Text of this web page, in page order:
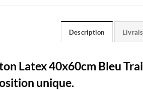
Description
Latex 40x60cm Bleu
unique.